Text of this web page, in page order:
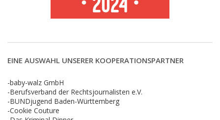
EINE AUSWAHL UNSERER KOOPERATIONSPARTNER
-baby-walz GmbH
-Berufsverband der Rechtsjournalisten e.V.
-BUNDjugend Baden-Württemberg
-Cookie Couture